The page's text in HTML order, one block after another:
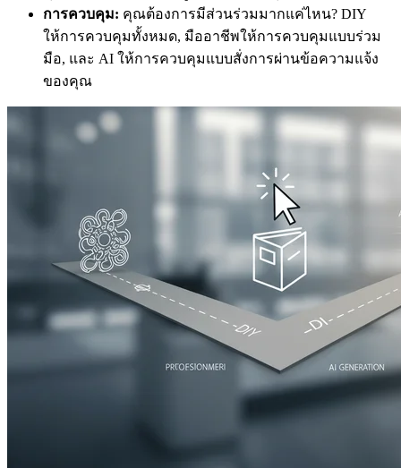
การควบคุม: คุณต้องการมีส่วนร่วมมากแค่ไหน? DIY
ให้การควบคุมทั้งหมด, มืออาชีพให้การควบคุมแบบร่วม
มือ, และ AI ให้การควบคุมแบบสั่งการผ่านข้อความแจ้ง
ของคุณ